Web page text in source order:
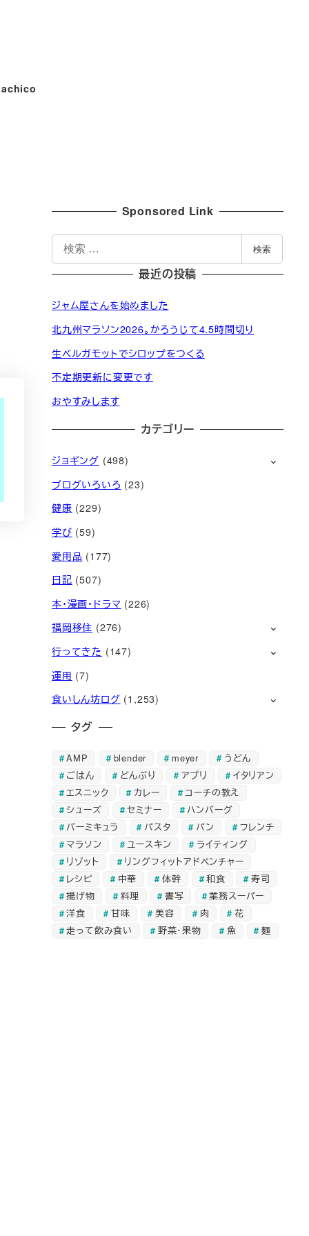
Sponsored Link
索
検索
最近の投稿
ジャム屋さんを始めました
北九州マラソン2026。かろうじて4.5時間切り
生ベルガモットでシロップをつくる
不定期更新に変更です
おやすみします
カテゴリー
ジョギング (498)
ブログいろいろ (23)
健康 (229)
学び (59)
愛用品 (177)
日記 (507)
本・漫画・ドラマ (226)
福岡移住 (276)
行ってきた (147)
運用 (7)
食いしん坊ログ (1,253)
タグ
AMP blender meyer
うどん
ごはん
どんぶり アプリ
イタリアン
エスニック
カレー
コーチの教え
シューズ
セミナー
ハンバーグ
バーミキュラ
パスタ パン
フレンチ
マラソン
ユースキン
ライティング
リゾット
リングフィットアドベンチャー
レシピ
中華 体幹 和食
寿司
揚げ物
料理 書写
業務スーパー
洋食
甘味 美容 肉
花
走って飲み食い
野菜・果物 魚 麺